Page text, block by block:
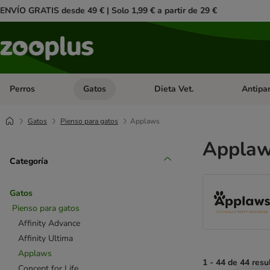
ENVÍO GRATIS desde 49 € | Solo 1,99 € a partir de 29 €
Perros Menú de categoria abierto: Perros
Gatos Menú de categoria abierto: Gatos
Dieta Vet. Menú
Gatos Pienso para gatos Applaws
Categoría
Gatos
Pienso para gatos
Affinity Advance
Affinity Ultima
Applaws
1 - 44 de 44